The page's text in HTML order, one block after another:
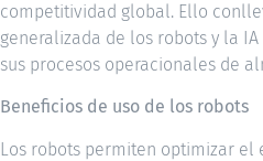
competitividad global. Ello
generalizada de los robots y la
sus procesos operacionales de
Beneficios de uso de los robots
Los robots permiten optimizar el